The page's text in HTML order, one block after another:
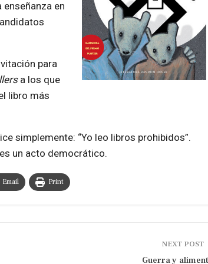
enseñanza en
para
a los que
libro más
simplemente: Yo leo libros prohibidos .
un acto democrático.
Email Print
NEXT POST
Guerra y